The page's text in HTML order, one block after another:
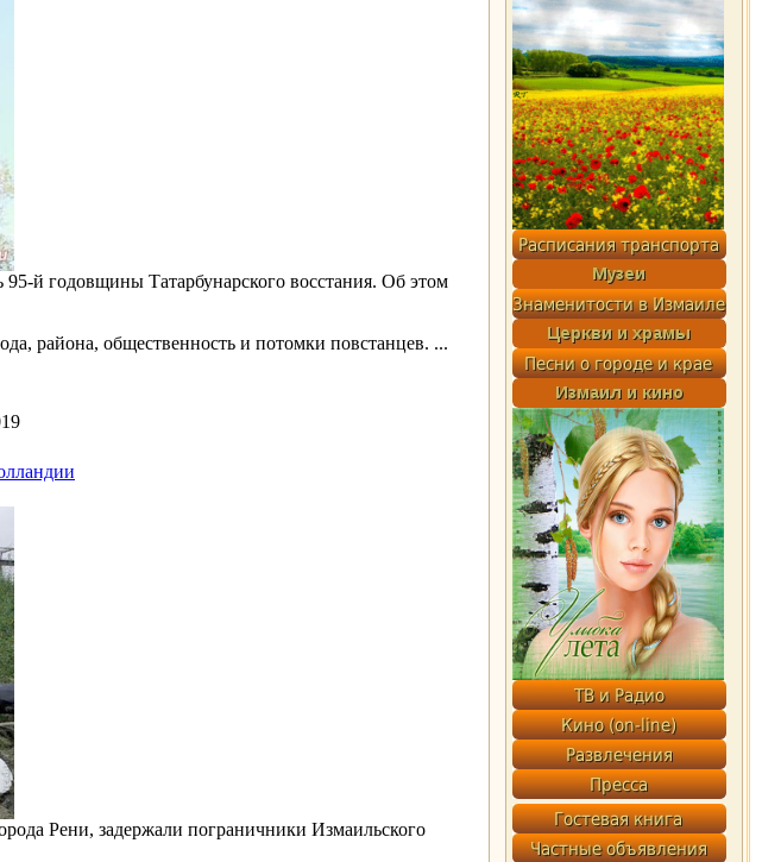
95-й годовщины Татарбунарского восстания. Об этом
района, общественность и потомки повстанцев. ...
Рени, задержали пограничники Измаильского